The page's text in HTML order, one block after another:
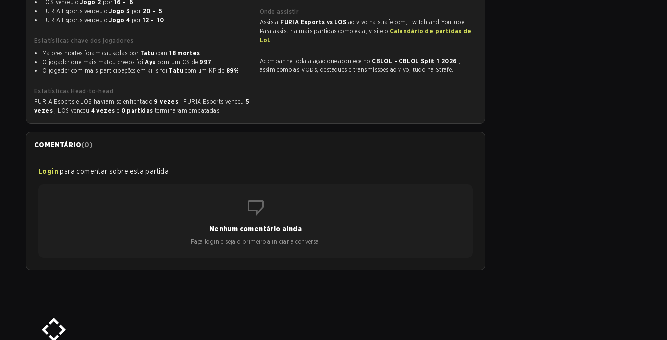
LOS venceu oJogo 2 por
16 - 6
FURIA Esports venceu oJogo 3 por
20 - 5
FURIA Esports venceu oJogo 4 por 12 - 10
Estatísticas chave dos jogadores
Maiores mortes foram causadas por Tatu com18 mortes.
O jogador que mais matou creeps foiAyu com um CS de 997.
O jogador com mais participações em kills foi Tatu com um KP de 89% .
Estatísticas Head-to-head
FURIA Esports e LOS haviam se enfrentado 9 vezes . FURIA Esports venceu 5
vezes , LOS venceu 4 vezes e 0 partidas terminaram empatadas.
Onde assistir
Assista FURIA Esports vs LOS ao vivo na strafe.com, Twitch and Youtube.
Para assistir a mais partidas como esta, visite o Calendário de partidas de
LoL .
Acompanhe toda a ação que acontece no CBLOL - CBLOL Split 1 2026 ,
assim como as VODs, destaques e transmissões ao vivo, tudo na Strafe.
COMENTÁRIO(0)
Login para comentar sobre esta partida
Nenhum comentário ainda
Faça login e seja o primeiro a iniciar a conversa!